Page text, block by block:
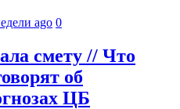
ago 0
смету // Что
об
ЦБ